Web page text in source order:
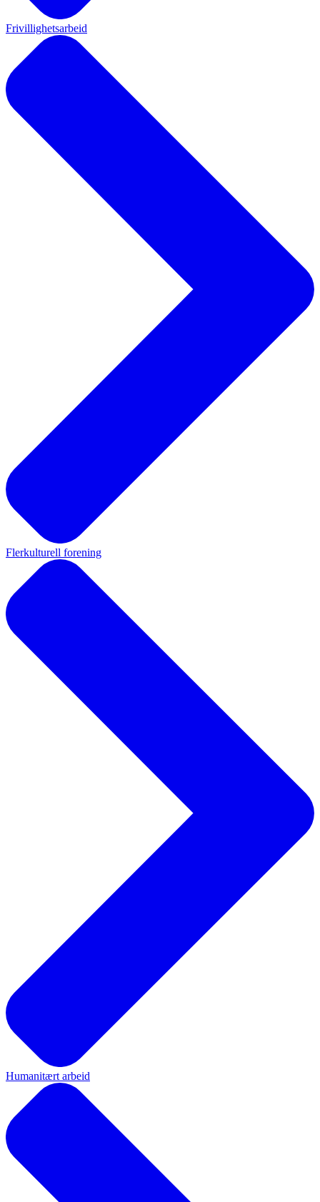
Frivillighetsarbeid
Flerkulturell forening
Humanitært arbeid